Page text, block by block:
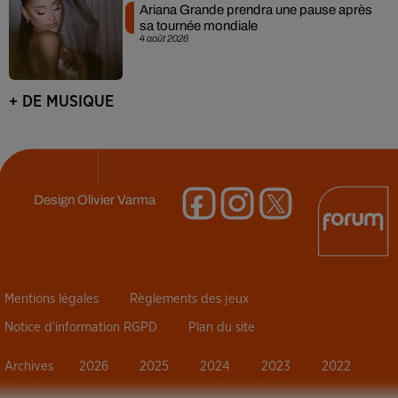
4 août 2026
Ariana Grande prendra une pause après
sa tournée mondiale
+ DE MUSIQUE
DesignOlivier Varma
Mentions légales Règlements des jeux
Notice d’information RGPD Plan du site
Archives 2026 2025 2024 2023 2022